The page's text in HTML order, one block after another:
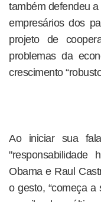
também defendeu
empresários dos
projeto de
problemas da
crescimento
Ao iniciar sua
"responsabilidade
Obama e Raul
o gesto, “começa a